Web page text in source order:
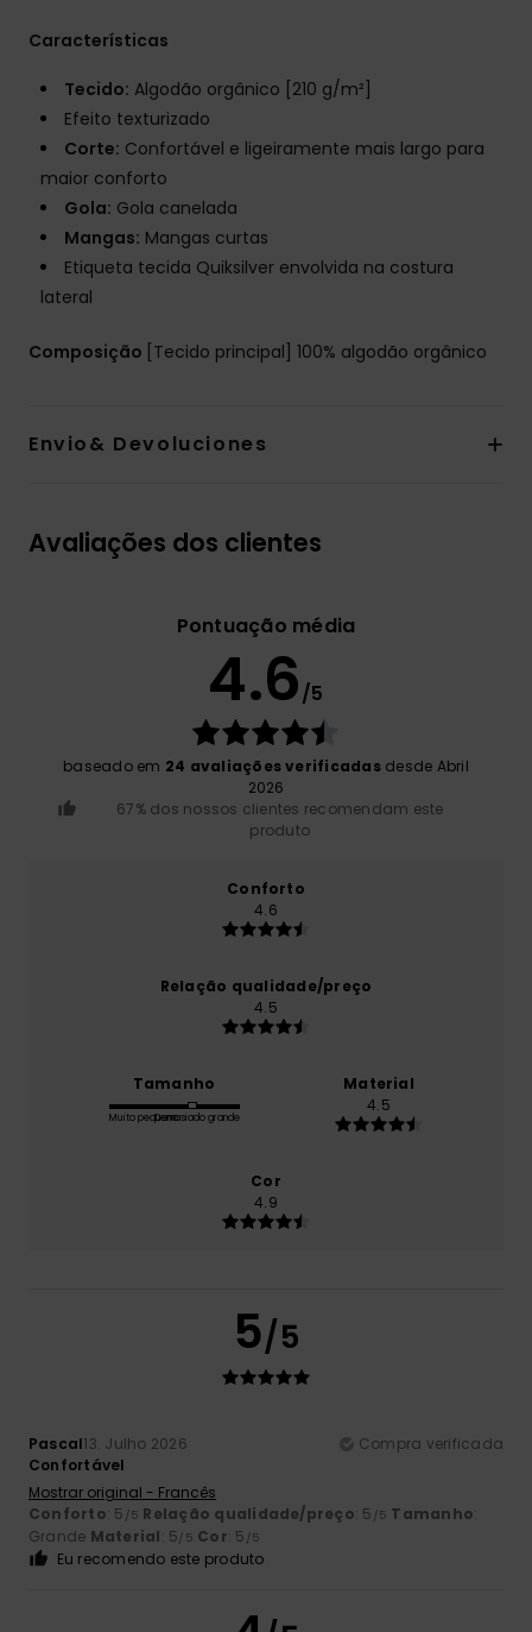
Características
Tecido: Algodão orgânico [210 g/m²]
Efeito texturizado
Corte: Confortável e ligeiramente mais largo para
maior conforto
Gola: Gola canelada
Mangas: Mangas curtas
Etiqueta tecida Quiksilver envolvida na costura
lateral
Composição [Tecido principal] 100% algodão orgânico
Envio& Devoluciones
Avaliações dos clientes
Pontuação média
4.6/5
baseado em 24 avaliações verificadasdesde Abril
2026
67% dos nossos clientes recomendam este
produto
Conforto
4.6
Relação qualidade/preço
4.5
Tamanho
Muito pequenoDemasiado grande
Material
4.5
Cor
4.9
5/5
Pascal13. Julho 2026
Compra verificada
Confortável
Mostrar original - Francês
Conforto: 5 /5 Relação qualidade/preço: 5 /5 Tamanho:
Grande Material: 5/5 Cor: 5 /5
Eu recomendo este produto